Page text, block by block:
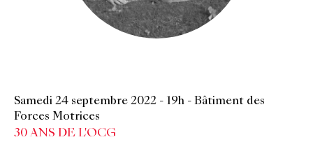
Samedi 24 septembre 2022 - 19h - Bâtiment des
Forces Motrices
30 ANS DE L'OCG